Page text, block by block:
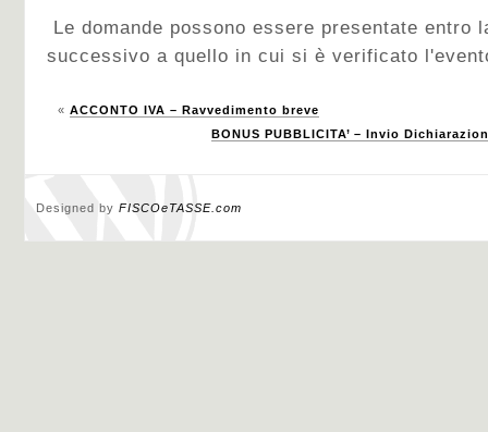
Le domande possono essere presentate entro
successivo a quello in cui si è verificato
« ACCONTO IVA – Ravvedimento breve
BONUS PUBBLICITA’ – Invio
Designed by FISCOeTASSE.com